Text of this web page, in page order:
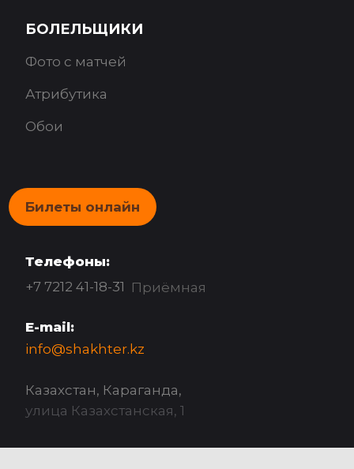
БОЛЕЛЬЩИКИ
Фото с матчей
Атрибутика
Обои
Билеты онлайн
Телефоны:
+7 7212 41-18-31 Приёмная
E-mail:
info@shakhter.kz
Казахстан, Караганда,
улица Казахстанская, 1